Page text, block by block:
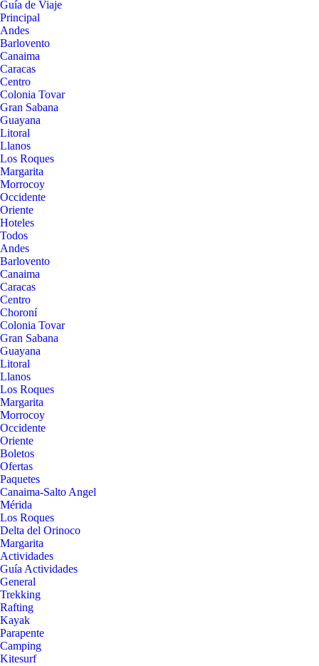
Guía de Viaje
Principal
Andes
Barlovento
Canaima
Caracas
Centro
Colonia Tovar
Gran Sabana
Guayana
Litoral
Llanos
Los Roques
Margarita
Morrocoy
Occidente
Oriente
Hoteles
Todos
Andes
Barlovento
Canaima
Caracas
Centro
Choroní
Colonia Tovar
Gran Sabana
Guayana
Litoral
Llanos
Los Roques
Margarita
Morrocoy
Occidente
Oriente
Boletos
Ofertas
Paquetes
Canaima-Salto Angel
Mérida
Los Roques
Delta del Orinoco
Margarita
Actividades
Guía Actividades
General
Trekking
Rafting
Kayak
Parapente
Camping
Kitesurf